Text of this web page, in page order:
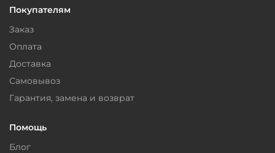
Покупателям
Заказ
Оплата
Доставка
Самовывоз
Гарантия, замена и возврат
Помощь
Блог